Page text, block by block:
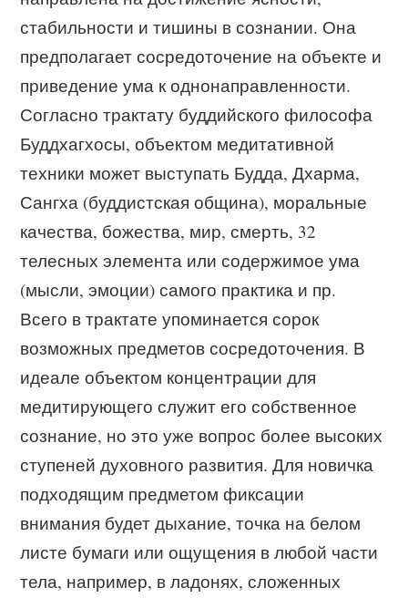
стабильности и тишины в сознании. Она
предполагает сосредоточение на объекте и
приведение ума к однонаправленности.
Согласно трактату буддийского философа
Буддхагхосы, объектом медитативной
техники может выступать Будда, Дхарма,
Сангха (буддистская община), моральные
качества, божества, мир, смерть, 32
телесных элемента или содержимое ума
(мысли, эмоции) самого практика и пр.
Всего в трактате упоминается сорок
возможных предметов сосредоточения. В
идеале объектом концентрации для
медитирующего служит его собственное
сознание, но это уже вопрос более высоких
ступеней духовного развития. Для новичка
подходящим предметом фиксации
внимания будет дыхание, точка на белом
листе бумаги или ощущения в любой части
тела, например, в ладонях, сложенных